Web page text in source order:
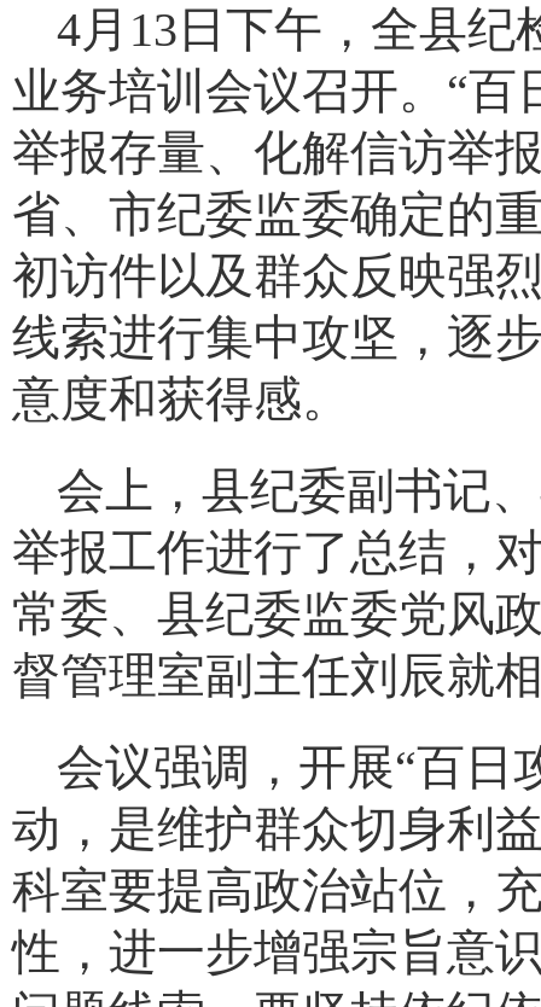
4月13日下午，全县纪
业务培训会议召开。“
举报存量、化解信访举
省、市纪委监委确定的
初访件以及群众反映强
线索进行集中攻坚，逐
意度和获得感。
会上，县纪委副书记
举报工作进行了总结，
常委、县纪委监委党风
督管理室副主任刘辰就
会议强调 ， 开展“百日
动，是维护群众切身利
科室要提高政治站位，
性，进一步增强宗旨意